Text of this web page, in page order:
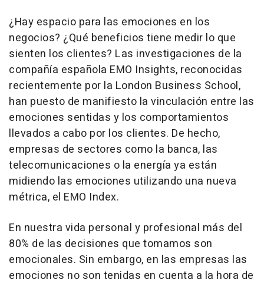
¿Hay espacio para las emociones en los
negocios? ¿Qué beneficios tiene medir lo que
sienten los clientes? Las investigaciones de la
compañía española EMO Insights, reconocidas
recientemente por la London Business School,
han puesto de manifiesto la vinculación entre las
emociones sentidas y los comportamientos
llevados a cabo por los clientes. De hecho,
empresas de sectores como la banca, las
telecomunicaciones o la energía ya están
midiendo las emociones utilizando una nueva
métrica, el EMO Index.
En nuestra vida personal y profesional más del
80% de las decisiones que tomamos son
emocionales. Sin embargo, en las empresas las
emociones no son tenidas en cuenta a la hora de